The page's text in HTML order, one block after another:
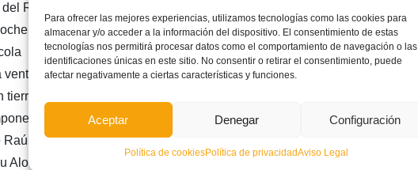
Para ofrecer las mejores experiencias, utilizamos tecnologías como las cookies para
almacenar y/o acceder a la información del dispositivo. El consentimiento de estas
tecnologías nos permitirá procesar datos como el comportamiento de navegación o las
identificaciones únicas en este sitio. No consentir o retirar el consentimiento, puede
afectar negativamente a ciertas características y funciones.
Aceptar Denegar Configuración
Política de cookiesPolítica de privacidadAviso Legal
Rey de
sus
ventaja inicial
con
Raúl, Xavi,
Alonso